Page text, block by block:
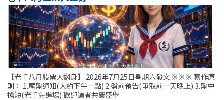
【老千八月股票大翻身】 2026年7月25日星期六發文 ※※※ 寫作原
則： 1.尾盤通知(大約下午一點) 2.盤前預告(爭取前一天晚上) 3.盤中
搶短(老千先進場) 歡迎讀者共襄盛舉